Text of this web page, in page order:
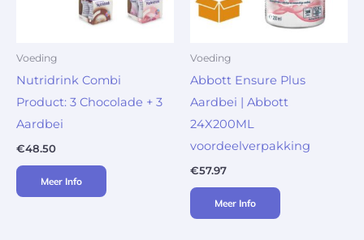
Voeding
Nutridrink Combi
Product: 3 Chocolade + 3
Aardbei
€48.50
Meer Info
Voeding
Abbott Ensure Plus
Aardbei | Abbott
24X200ML
voordeelverpakking
€57.97
Meer Info